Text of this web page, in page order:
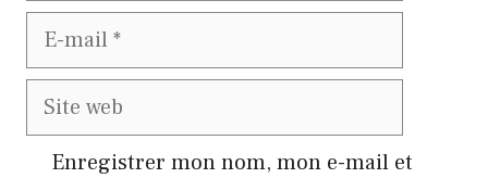
E-
Site
Enregistrer mon nom, mon e-mail et